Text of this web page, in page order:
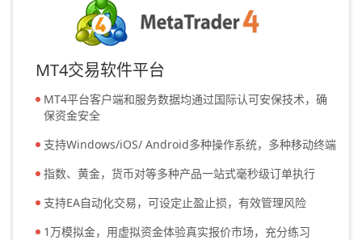
MT4交易软件平台
MT4平台客户端和服务数据均通过国际认可安保技术，确
保资金安全
支持Windows/iOS/ Android多种操作系统，多种移动终端
指数、黄金，货币对等多种产品一站式毫秒级订单执行
支持EA自动化交易，可设定止盈止损，有效管理风险
1万模拟金，用虚拟资金体验真实报价市场，充分练习